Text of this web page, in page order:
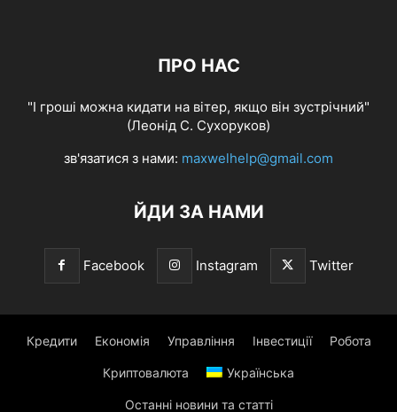
ПРО НАС
"І гроші можна кидати на вітер, якщо він зустрічний"
(Леонід С. Сухоруков)
зв'язатися з нами: maxwelhelp@gmail.com
ЙДИ ЗА НАМИ
Facebook Instagram Twitter
Кредити Економія Управління Інвестиції Робота
Криптовалюта Українська
Останні новини та статті